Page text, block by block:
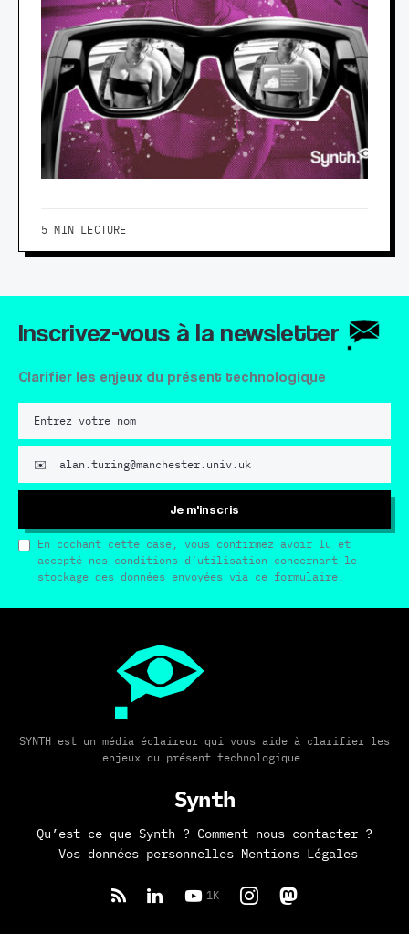
5 MIN LECTURE
Inscrivez-vous à la newsletter
Clarifier les enjeux du présent technologique
Je m'inscris
En cochant cette case, vous confirmez avoir lu et
accepté nos conditions d’utilisation concernant le
stockage des données envoyées via ce formulaire.
SYNTH est un média éclaireur qui vous aide à clarifier les
enjeux du présent technologique.
Synth
Qu’est ce que Synth ?
Comment nous contacter ?
Vos données personnelles
Mentions Légales
1K